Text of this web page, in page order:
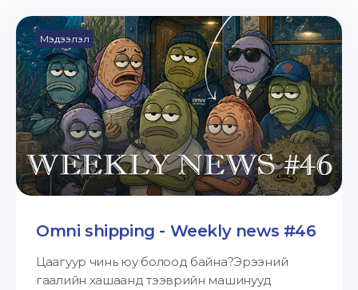
Мэдээлэл
Omni shipping - Weekly news #46
Цаагуур чинь юу болоод байна?Эрээний
гаалийн хашаанд тээврийн машинууд